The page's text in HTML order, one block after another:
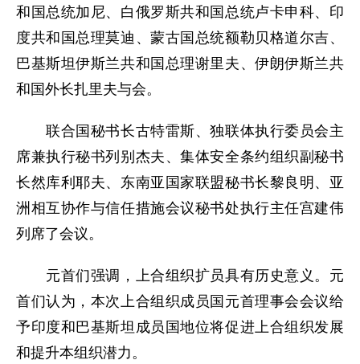
和国总统加尼、白俄罗斯共和国总统卢卡申科、印
度共和国总理莫迪、蒙古国总统额勒贝格道尔吉、
巴基斯坦伊斯兰共和国总理谢里夫、伊朗伊斯兰共
和国外长扎里夫与会。
联合国秘书长古特雷斯、独联体执行委员会主
席兼执行秘书列别杰夫、集体安全条约组织副秘书
长然库利耶夫、东南亚国家联盟秘书长黎良明、亚
洲相互协作与信任措施会议秘书处执行主任宫建伟
列席了会议。
元首们强调，上合组织扩员具有历史意义。元
首们认为，本次上合组织成员国元首理事会会议给
予印度和巴基斯坦成员国地位将促进上合组织发展
和提升本组织潜力。